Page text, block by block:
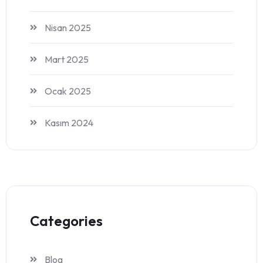
Nisan 2025
Mart 2025
Ocak 2025
Kasım 2024
Categories
Blog